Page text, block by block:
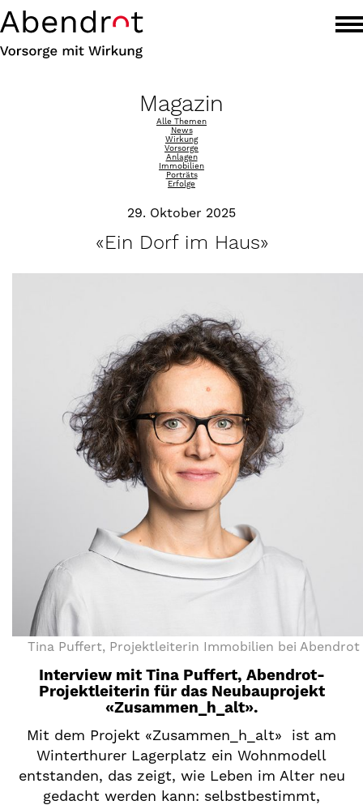
Magazin
Alle Themen
News
Wirkung
Vorsorge
Anlagen
Immobilien
Porträts
Erfolge
29. Oktober 2025
«Ein Dorf im Haus»
Tina Puffert, Projektleiterin Immobilien bei Abendrot
Interview mit Tina Puffert, Abendrot-
Projektleiterin für das Neubauprojekt
«Zusammen_h_alt».
Mit dem Projekt «Zusammen_h_alt» ist am
Winterthurer Lagerplatz ein Wohnmodell
entstanden, das zeigt, wie Leben im Alter neu
gedacht werden kann: selbstbestimmt,